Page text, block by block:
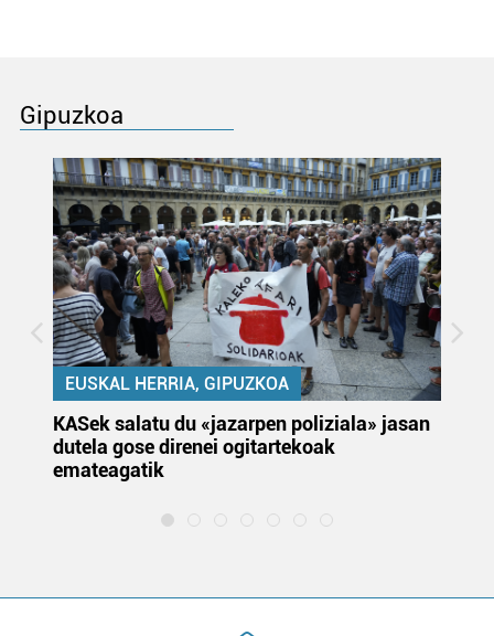
Gipuzkoa
EUSKAL HERRIA, GIPUZKOA
KASek salatu du «jazarpen poliziala» jasan
dutela gose direnei ogitartekoak
emateagatik